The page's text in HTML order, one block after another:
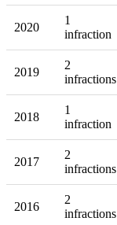
2020
1
infraction
2019
2
infractions
2018
1
infraction
2017
2
infractions
2016
2
infractions